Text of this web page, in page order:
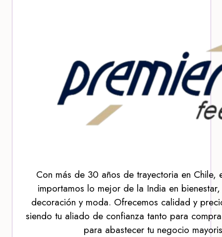
Con más de 30 años de trayectoria en Chile,
importamos lo mejor de la India en
decoración y moda. Ofrecemos calidad y
siendo tu aliado de confianza tanto para
para abastecer tu negocio